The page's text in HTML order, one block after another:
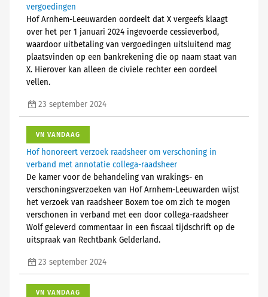
vergoedingen
Hof Arnhem-Leeuwarden oordeelt dat X vergeefs klaagt
over het per 1 januari 2024 ingevoerde cessieverbod,
waardoor uitbetaling van vergoedingen uitsluitend mag
plaatsvinden op een bankrekening die op naam staat van
X. Hierover kan alleen de civiele rechter een oordeel
vellen.
23 september 2024
VN VANDAAG
Hof honoreert verzoek raadsheer om verschoning in
verband met annotatie collega-raadsheer
De kamer voor de behandeling van wrakings- en
verschoningsverzoeken van Hof Arnhem-Leeuwarden wijst
het verzoek van raadsheer Boxem toe om zich te mogen
verschonen in verband met een door collega-raadsheer
Wolf geleverd commentaar in een fiscaal tijdschrift op de
uitspraak van Rechtbank Gelderland.
23 september 2024
VN VANDAAG